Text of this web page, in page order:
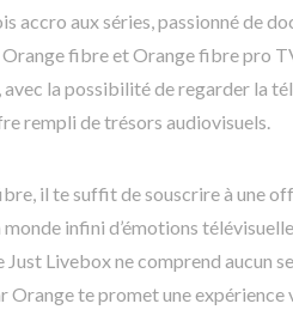
accro aux séries, passionné de
fibre et Orange fibre pro
la possibilité de regarder la
rempli de trésors audiovisuels.
il te suffit de souscrire à une
infini d’émotions
Livebox ne comprend aucun
te promet une expérience